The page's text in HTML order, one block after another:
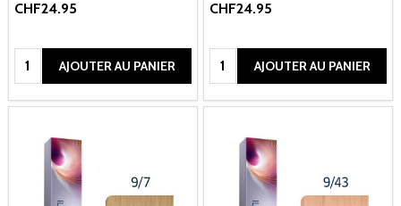
CHF24.95
Quantité:AJOUTER AU PANIER
CHF24.95
Quantité:AJOUTER AU PANIER